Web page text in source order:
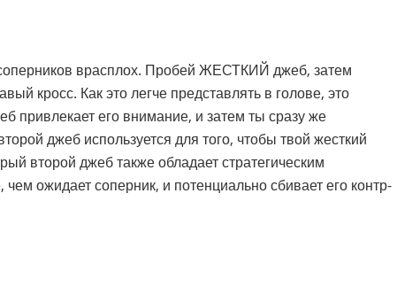
врасплох. Пробей ЖЕСТКИЙ джеб, затем
кросс. Как это легче представлять в голове, это
его внимание, и затем ты сразу же
джеб используется для того, чтобы твой жесткий
второй джеб также обладает стратегическим
ожидает соперник, и потенциально сбивает его контр-